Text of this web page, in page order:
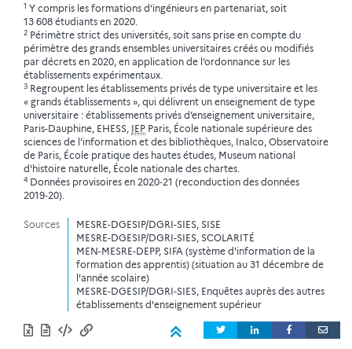
1 Y compris les formations d’ingénieurs en partenariat, soit
13 608 étudiants en 2020.
2 Périmètre strict des universités, soit sans prise en compte du
périmètre des grands ensembles universitaires créés ou modifiés
par décrets en 2020, en application de l’ordonnance sur les
établissements expérimentaux.
3 Regroupent les établissements privés de type universitaire et les
« grands établissements », qui délivrent un enseignement de type
universitaire : établissements privés d’enseignement universitaire,
Paris-Dauphine, EHESS, IEP Paris, École nationale supérieure des
sciences de l’information et des bibliothèques, Inalco, Observatoire
de Paris, École pratique des hautes études, Museum national
d'histoire naturelle, École nationale des chartes.
4 Données provisoires en 2020‑21 (reconduction des données
2019‑20).
Sources
MESRE-DGESIP/DGRI-SIES, SISE
MESRE-DGESIP/DGRI-SIES, SCOLARITÉ
MEN-MESRE-DEPP, SIFA (système d'information de la
formation des apprentis) (situation au 31 décembre de
l'année scolaire)
MESRE-DGESIP/DGRI-SIES, Enquêtes auprès des autres
établissements d'enseignement supérieur